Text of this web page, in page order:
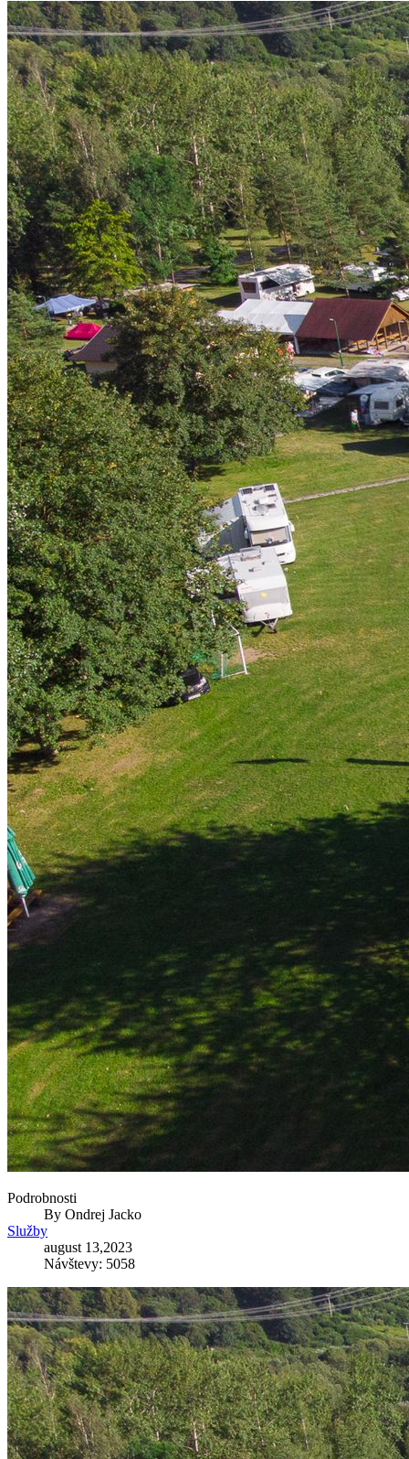
Podrobnosti
By Ondrej Jacko
Služby
august 13,2023
Návštevy: 5058